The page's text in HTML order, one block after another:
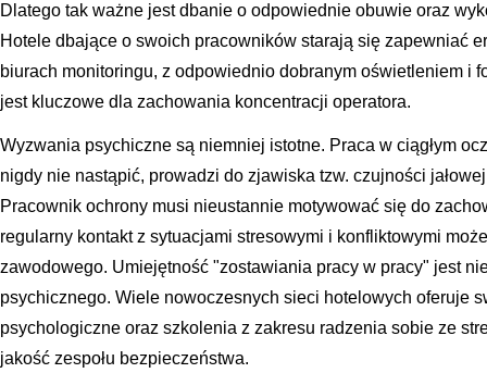
Dlatego tak ważne jest dbanie o odpowiednie obuwie oraz
Hotele dbające o swoich pracowników starają się zapewniać
biurach monitoringu, z odpowiednio dobranym oświetleniem i
jest kluczowe dla zachowania koncentracji operatora.
Wyzwania psychiczne są niemniej istotne. Praca w ciągłym
nigdy nie nastąpić, prowadzi do zjawiska tzw. czujności
Pracownik ochrony musi nieustannie motywować się do
regularny kontakt z sytuacjami stresowymi i konfliktowymi
zawodowego. Umiejętność "zostawiania pracy w pracy" jest
psychicznego. Wiele nowoczesnych sieci hotelowych oferuje
psychologiczne oraz szkolenia z zakresu radzenia sobie ze
jakość zespołu bezpieczeństwa.